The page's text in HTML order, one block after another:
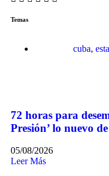
Temas
cuba,
72 horas para
Presión’ lo nuevo
05/08/2026
Leer Más